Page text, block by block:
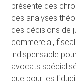
présente des
ces analyses
des décisions de
commercial,
indispensable
avocats
que pour les